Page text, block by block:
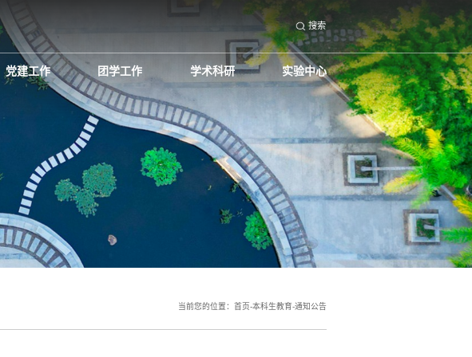
搜索
党建工作 团学工作 学术科研 实验中心
当前您的位置： 首页-本科生教育-通知公告